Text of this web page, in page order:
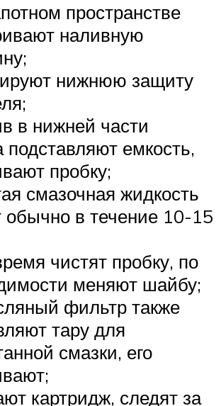
пространстве
наливную
нижнюю защиту
в нижней части
подставляют емкость,
пробку;
смазочная жидкость
обычно в течение 10-15
чистят пробку, по
меняют шайбу;
фильтр также
тару для
смазки, его
картридж, следят за